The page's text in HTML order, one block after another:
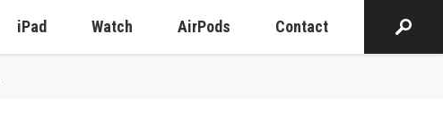
iPad Watch AirPods Contact